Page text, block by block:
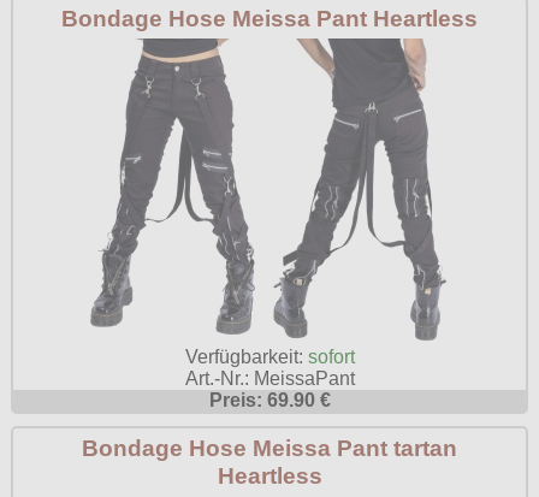
Bondage Hose Meissa Pant Heartless
Verfügbarkeit: sofort
Art.-Nr.: MeissaPant
Preis: 69.90 €
Bondage Hose Meissa Pant tartan
Heartless